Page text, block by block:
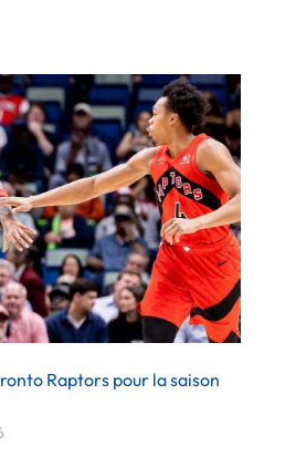
Raptors pour la saison